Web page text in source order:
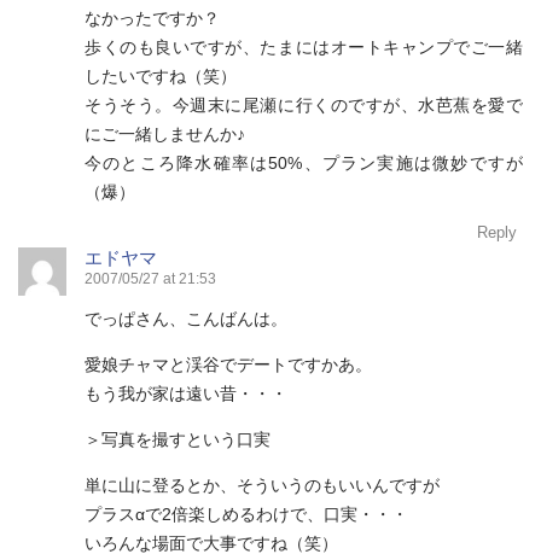
なかったですか？
歩くのも良いですが、たまにはオートキャンプでご一緒
したいですね（笑）
そうそう。今週末に尾瀬に行くのですが、水芭蕉を愛で
にご一緒しませんか♪
今のところ降水確率は50%、プラン実施は微妙ですが
（爆）
Reply
エドヤマ
2007/05/27 at 21:53
でっぱさん、こんばんは。
愛娘チャマと渓谷でデートですかあ。
もう我が家は遠い昔・・・
＞写真を撮すという口実
単に山に登るとか、そういうのもいいんですが
プラスαで2倍楽しめるわけで、口実・・・
いろんな場面で大事ですね（笑）